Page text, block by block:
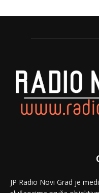
JP Radio Novi Grad je